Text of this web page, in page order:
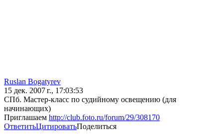
Ruslan Bogatyrev
15 дек. 2007 г., 17:03:53
СПб. Мастер-класс по судийному освещению (для
начинающих)
Приглашаем http://club.foto.ru/forum/29/308170
ОтветитьЦитироватьПоделиться